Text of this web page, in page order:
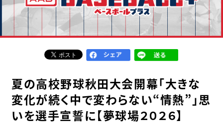
夏の高校野球秋田大会開幕「大きな
変化が続く中で変わらない“情熱”」思
いを選手宣誓に【夢球場２０２６】